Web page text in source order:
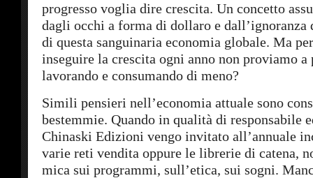
progresso voglia dire crescita. Un concetto
dagli occhi a forma di dollaro e
di questa sanguinaria economia globale. Ma
inseguire la crescita ogni anno non proviamo a
lavorando e consumando di meno?
Simili pensieri nell’economia attuale sono
bestemmie. Quando in qualità di responsabile
Chinaski Edizioni vengo invitato all’annuale
varie reti vendita oppure le librerie di catena,
mica sui programmi, sull’etica, sui sogni.